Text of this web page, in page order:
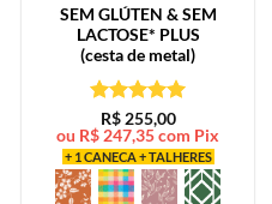
SEM GLÚTEN & SEM
LACTOSE* PLUS
(cesta de metal)
Avaliação5
de 5
R$255,00
ou R$247,35com Pix
+ 1 CANECA + TALHERES